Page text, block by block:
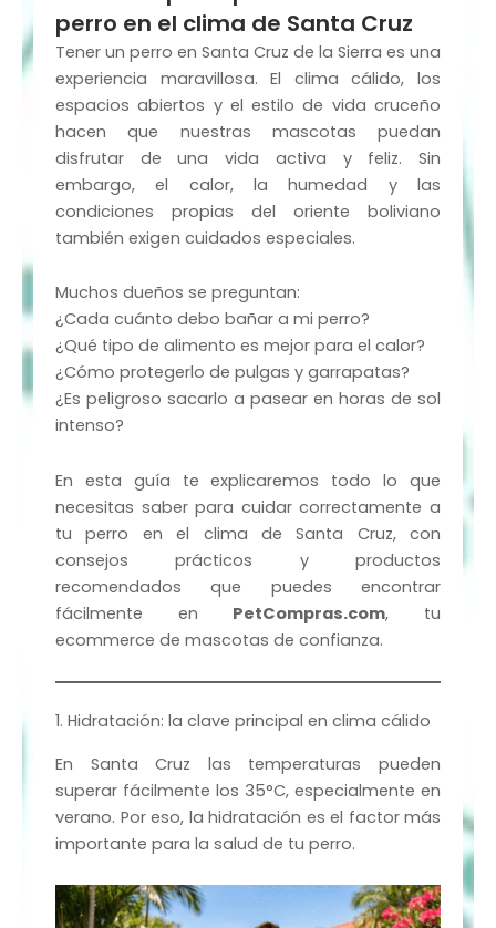
perro en el clima de Santa Cruz
Tener un perro en Santa Cruz de la Sierra es una
experiencia maravillosa. El clima cálido, los
espacios abiertos y el estilo de vida cruceño
hacen que nuestras mascotas puedan
disfrutar de una vida activa y feliz. Sin
embargo, el calor, la humedad y las
condiciones propias del oriente boliviano
también exigen cuidados especiales.
Muchos dueños se preguntan:
¿Cada cuánto debo bañar a mi perro?
¿Qué tipo de alimento es mejor para el calor?
¿Cómo protegerlo de pulgas y garrapatas?
¿Es peligroso sacarlo a pasear en horas de sol
intenso?
En esta guía te explicaremos todo lo que
necesitas saber para cuidar correctamente a
tu perro en el clima de Santa Cruz, con
consejos prácticos y productos
recomendados que puedes encontrar
fácilmente en PetCompras.com, tu
ecommerce de mascotas de confianza.
1. Hidratación: la clave principal en clima cálido
En Santa Cruz las temperaturas pueden
superar fácilmente los 35°C, especialmente en
verano. Por eso, la hidratación es el factor más
importante para la salud de tu perro.